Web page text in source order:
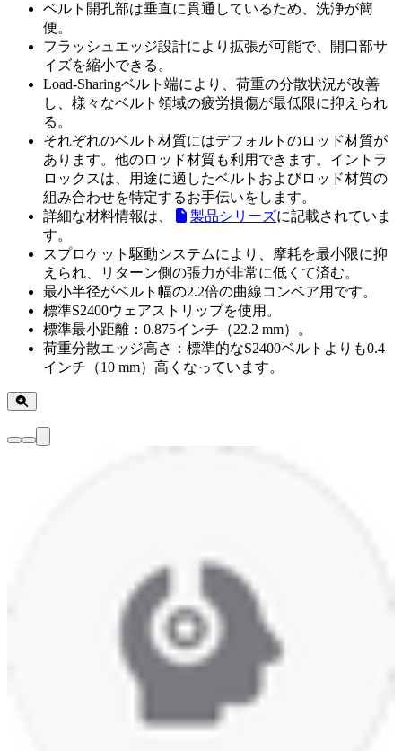
ベルト開孔部は垂直に貫通しているため、洗浄が簡
便。
フラッシュエッジ設計により拡張が可能で、開口部サ
イズを縮小できる。
Load-Sharingベルト端により、荷重の分散状況が改善
し、様々なベルト領域の疲労損傷が最低限に抑えられ
る。
それぞれのベルト材質にはデフォルトのロッド材質が
あります。他のロッド材質も利用できます。イントラ
ロックスは、用途に適したベルトおよびロッド材質の
組み合わせを特定するお手伝いをします。
詳細な材料情報は、
製品シリーズに記載されていま
す。
スプロケット駆動システムにより、摩耗を最小限に抑
えられ、リターン側の張力が非常に低くて済む。
最小半径がベルト幅の2.2倍の曲線コンベア用です。
標準S2400ウェアストリップを使用。
標準最小距離：0.875インチ（22.2 mm）。
荷重分散エッジ高さ：標準的なS2400ベルトよりも0.4
インチ（10 mm）高くなっています。